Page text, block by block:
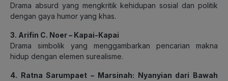
Drama absurd yang mengkritik kehidupan sosial dan politik
dengan gaya humor yang khas.
3. Arifin C. Noer – Kapai-Kapai
Drama simbolik yang menggambarkan pencarian makna
hidup dengan elemen surealisme.
4. Ratna Sarumpaet – Marsinah: Nyanyian dari Bawah